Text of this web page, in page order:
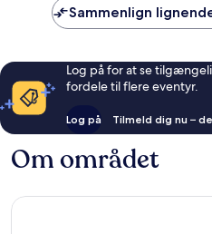
Sammenlign
Log på for at se
fordele til flere eventyr.
Log på Tilmeld dig nu –
Om området